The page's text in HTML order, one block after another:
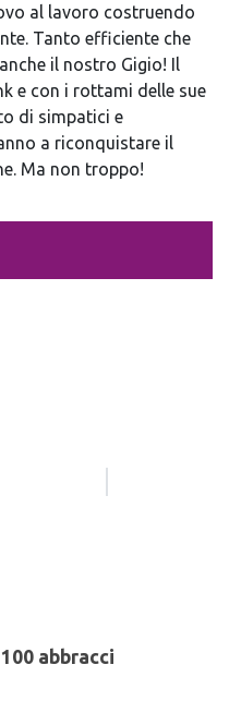
al lavoro costruendo
Tanto efficiente che
il nostro Gigio! Il
e con i rottami delle sue
di simpatici e
a riconquistare il
Ma non troppo!
100 abbracci